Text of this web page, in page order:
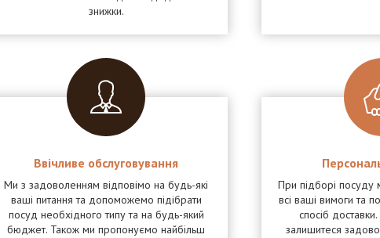
знижки.
Ввічливе обслуговування
Ми з задоволенням відповімо на будь-які
ваші питання та допоможемо підібрати
посуд необхідного типу та на будь-який
бюджет. Також ми пропонуємо найбільш
При підборі
всі ваші вимоги та
спосіб
залишитеся